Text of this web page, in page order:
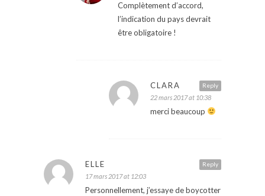
Complètement d’accord,
l’indication du pays devrait
être obligatoire !
Reply
CLARA
22 mars 2017 at 10:38
merci beaucoup
Reply
ELLE
17 mars 2017 at 12:03
Personnellement, j’essaye de boycotter